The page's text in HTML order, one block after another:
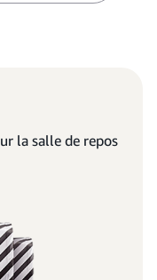
la salle de repos